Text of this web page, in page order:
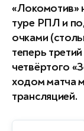
«Локомотив»
туре РПЛ и
очками
теперь
четвёртого
ходом матча
трансляцией.